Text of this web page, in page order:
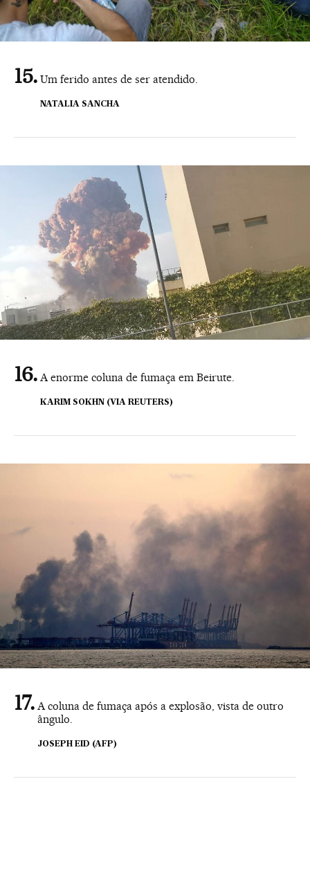
Um ferido antes de ser atendido.
NATALIA SANCHA
A enorme coluna de fumaça em Beirute.
KARIM SOKHN (VIA REUTERS)
A coluna de fumaça após a explosão, vista de outro
ângulo.
JOSEPH EID (AFP)